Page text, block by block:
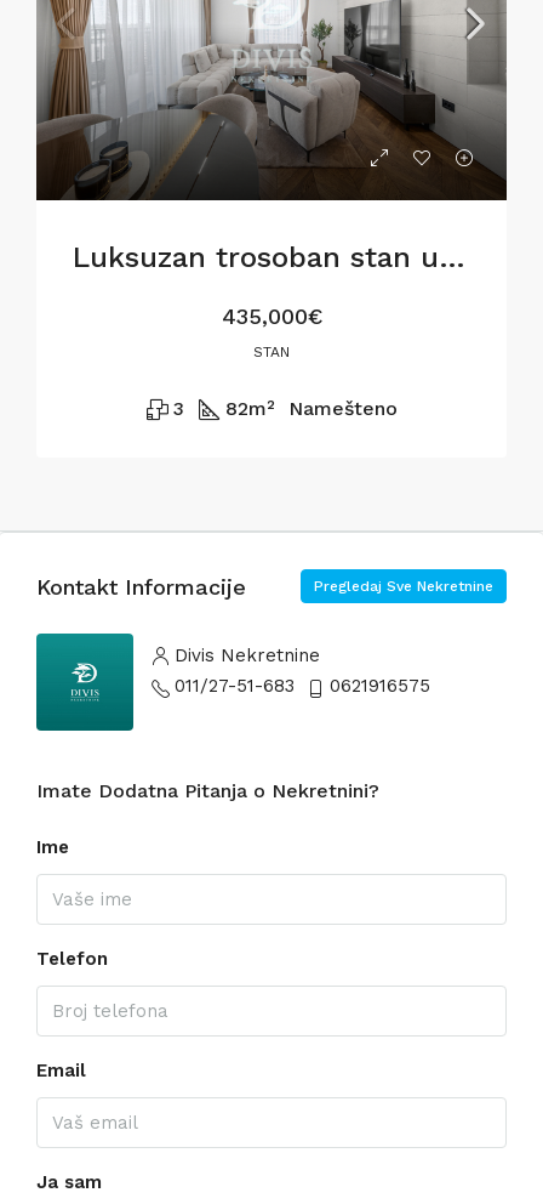
Luksuzan trosoban stan u BW Metropolitan,82m2
435,000€
STAN
3 82m² Namešteno
Kontakt Informacije Pregledaj Sve Nekretnine
Divis Nekretnine
011/27-51-683
0621916575
Imate Dodatna Pitanja o Nekretnini?
Ime
Telefon
Email
Ja sam